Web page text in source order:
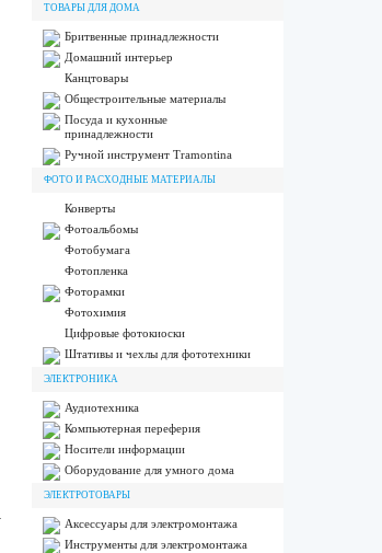
ТОВАРЫ ДЛЯ ДОМА
Бритвенные принадлежности
Домашний интерьер
Канцтовары
Общестроительные материалы
Посуда и кухонные
принадлежности
Ручной инструмент Tramontina
ФОТО И РАСХОДНЫЕ МАТЕРИАЛЫ
Конверты
Фотоальбомы
Фотобумага
Фотопленка
Фоторамки
Фотохимия
Цифровые фотокиоски
Штативы и чехлы для фототехники
ЭЛЕКТРОНИКА
Аудиотехника
Компьютерная переферия
Носители информации
Оборудование для умного дома
ЭЛЕКТРОТОВАРЫ
Аксессуары для электромонтажа
Инструменты для электромонтажа